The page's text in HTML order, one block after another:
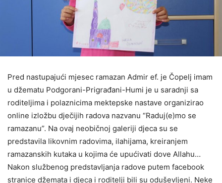
Pred nastupajući mjesec ramazan Admir ef. je Čopelj imam
u džematu Podgorani-Prigrađani-Humi je u saradnji sa
roditeljima i polaznicima mektepske nastave organizirao
online izložbu dječijih radova nazvanu “Raduj(e)mo se
ramazanu”. Na ovaj neobičnoj galeriji djeca su se
predstavila likovnim radovima, ilahijama, kreiranjem
ramazanskih kutaka u kojima će upućivati dove Allahu…
Nakon službenog predstavljanja radove putem facebook
stranice džemata i djeca i roditelji bili su oduševljeni. Neke